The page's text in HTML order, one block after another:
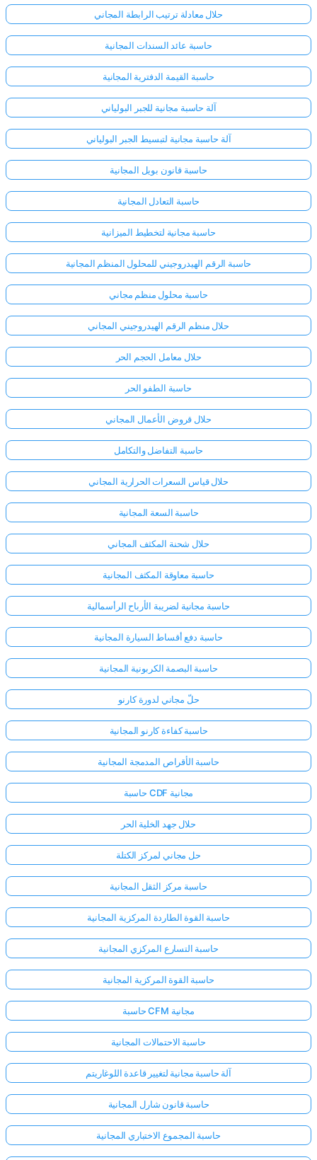
لا
توجد
أسئلة
اطرح
سؤالك
الأول
حلال معادلة ترتيب الرابطة المجاني
حاسبة عائد السندات المجانية
حاسبة القيمة الدفترية المجانية
آلة حاسبة مجانية للجبر البولياني
آلة حاسبة مجانية لتبسيط الجبر البولياني
حاسبة قانون بويل المجانية
حاسبة التعادل المجانية
حاسبة مجانية لتخطيط الميزانية
حاسبة الرقم الهيدروجيني للمحلول المنظم المجانية
حاسبة محلول منظم مجاني
حلال منظم الرقم الهيدروجيني المجاني
حلال معامل الحجم الحر
حاسبة الطفو الحر
حلال قروض الأعمال المجاني
حاسبة التفاضل والتكامل
حلال قياس السعرات الحرارية المجاني
حاسبة السعة المجانية
حلال شحنة المكثف المجاني
حاسبة معاوقة المكثف المجانية
حاسبة مجانية لضريبة الأرباح الرأسمالية
حاسبة دفع أقساط السيارة المجانية
حاسبة البصمة الكربونية المجانية
حلّ مجاني لدورة كارنو
حاسبة كفاءة كارنو المجانية
حاسبة الأقراص المدمجة المجانية
حاسبة CDF مجانية
حلال جهد الخلية الحر
حل مجاني لمركز الكتلة
حاسبة مركز الثقل المجانية
حاسبة القوة الطاردة المركزية المجانية
حاسبة التسارع المركزي المجانية
حاسبة القوة المركزية المجانية
حاسبة CFM مجانية
حاسبة الاحتمالات المجانية
آلة حاسبة مجانية لتغيير قاعدة اللوغاريتم
حاسبة قانون شارل المجانية
حاسبة المجموع الاختباري المجانية